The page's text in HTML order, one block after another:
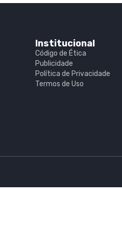
Institucional
Código de Ética
Publicidade
Política de Privacidade
Termos de Uso